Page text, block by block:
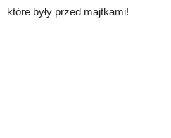
które były przed majtkami!